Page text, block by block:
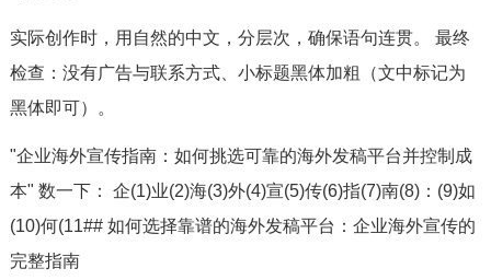
实际创作时，用自然的中文，分层次，确保语句连贯。 最终
检查：没有广告与联系方式、小标题黑体加粗（文中标记为
黑体即可）。
"企业海外宣传指南：如何挑选可靠的海外发稿平台并控制成
本" 数一下： 企(1)业(2)海(3)外(4)宣(5)传(6)指(7)南(8)：(9)如
(10)何(11## 如何选择靠谱的海外发稿平台：企业海外宣传的
完整指南